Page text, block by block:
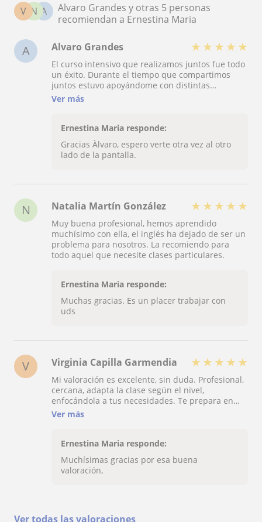
A
N
V
Alvaro Grandes y otras 5 personas
recomiendan a Ernestina Maria
A Alvaro Grandes ★ ★ ★ ★ ★
El curso intensivo que realizamos juntos fue todo
un éxito. Durante el tiempo que compartimos
juntos estuvo apoyándome con distintas
actividades enfocando cada una de ellas a las
temas de actualidad. Ernestina es una profesora
superflexible , que se adapta a tu nivel. Es muy
paciente, su pronunciación es clara y siempre
está buscando nuevas formas para poder
Ver más
Ernestina Maria responde:
Gracias Àlvaro, espero verte otra vez al otro
lado de la pantalla.
N Natalia Martín González ★ ★ ★ ★ ★
Muy buena profesional, hemos aprendido
muchísimo con ella, el inglés ha dejado de ser un
problema para nosotros. La recomiendo para
todo aquel que necesite clases particulares.
Ernestina Maria responde:
Muchas gracias. Es un placer trabajar con
uds
V Virginia Capilla Garmendia ★ ★ ★ ★ ★
Mi valoración es excelente, sin duda. Profesional,
cercana, adapta la clase según el nivel,
enfocándola a tus necesidades. Te prepara en
profundidad si tu objetivo es sacar la titulación
una pronunciación clara y pausada si es
idioma, no dudaría en contactar con ella de
nuevo.
Ver más
Ernestina Maria responde:
Muchísimas gracias por esa buena
valoración,
Ver todas las valoraciones